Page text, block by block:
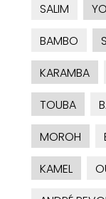
SALIM
BAMBO
KARAMBA
TOUBA
MOROH
KAMEL